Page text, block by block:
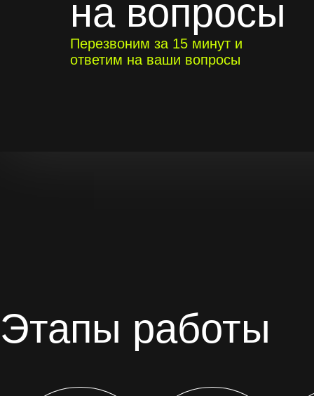
на вопросы
Перезвоним за 15 минут и
ответим на ваши вопросы
Этапы работы